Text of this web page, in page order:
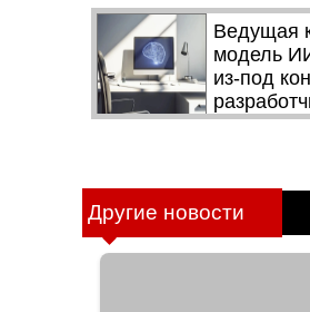
Другие новости